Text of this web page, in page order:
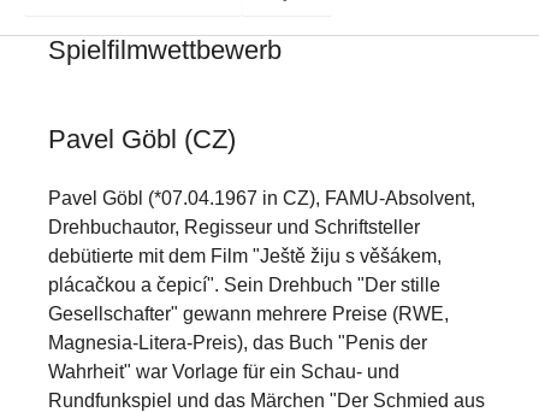
Spielfilmwettbewerb
Pavel Göbl (CZ)
Pavel Göbl (*07.04.1967 in CZ), FAMU-Absolvent,
Drehbuchautor, Regisseur und Schriftsteller
debütierte mit dem Film "Ještě žiju s věšákem,
plácačkou a čepicí". Sein Drehbuch "Der stille
Gesellschafter" gewann mehrere Preise (RWE,
Magnesia-Litera-Preis), das Buch "Penis der
Wahrheit" war Vorlage für ein Schau- und
Rundfunkspiel und das Märchen "Der Schmied aus